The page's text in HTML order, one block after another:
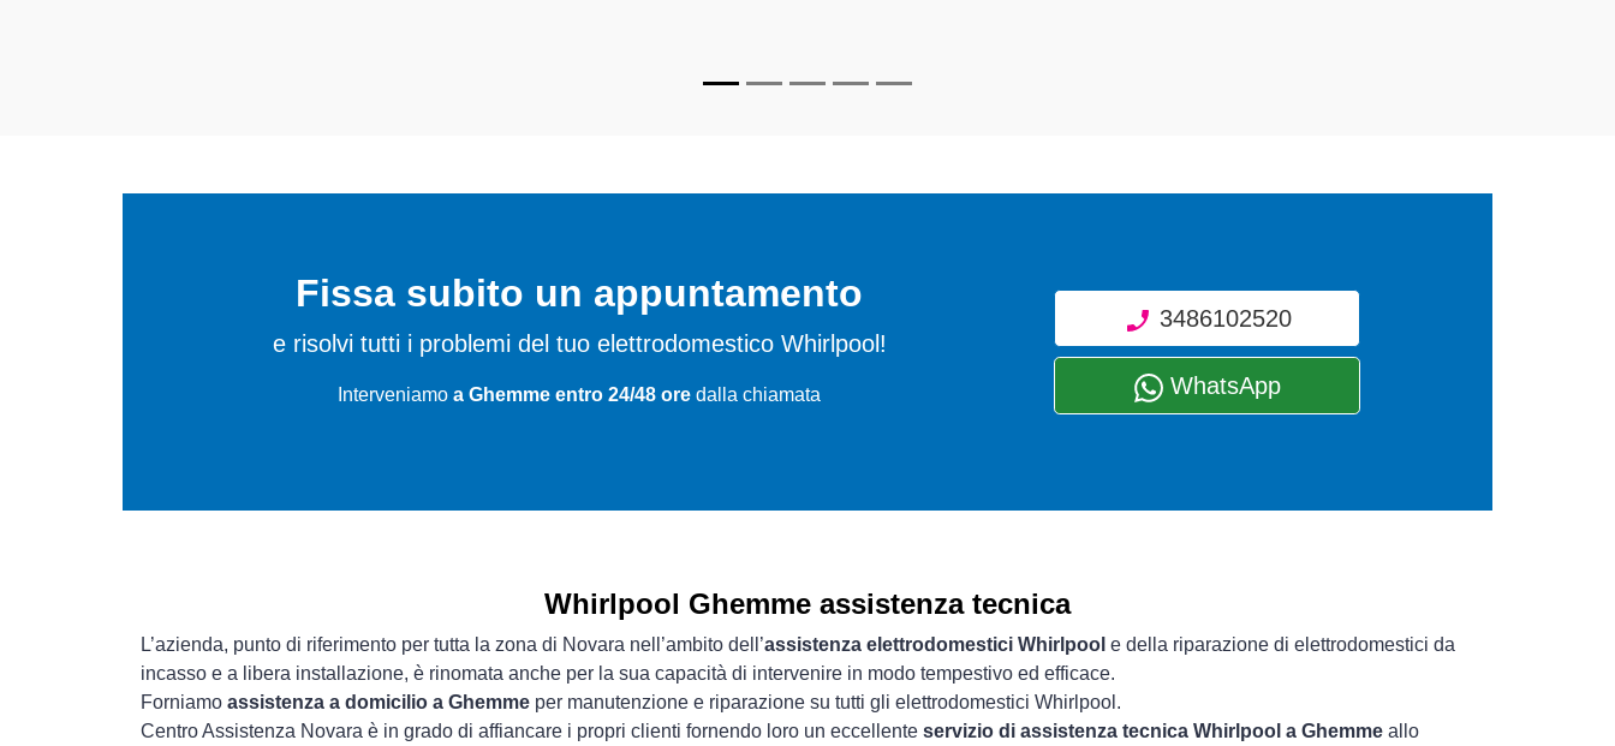
Fissa subito un appuntamento
e risolvi tutti i problemi del tuo elettrodomestico Whirlpool!
Interveniamo a Ghemme entro 24/48 ore dalla chiamata
3486102520
WhatsApp
Whirlpool Ghemme assistenza tecnica
L’azienda, punto di riferimento per tutta la zona di Novara nell’ambito dell’assistenza elettrodomestici Whirlpool e della riparazione di elettrodomestici da
incasso e a libera installazione, è rinomata anche per la sua capacità di intervenire in modo tempestivo ed efficace.
Forniamo assistenza a domicilio a Ghemme per manutenzione e riparazione su tutti gli elettrodomestici Whirlpool.
Centro Assistenza Novara è in grado di affiancare i propri clienti fornendo loro un eccellente servizio di assistenza tecnica Whirlpool a Ghemme allo